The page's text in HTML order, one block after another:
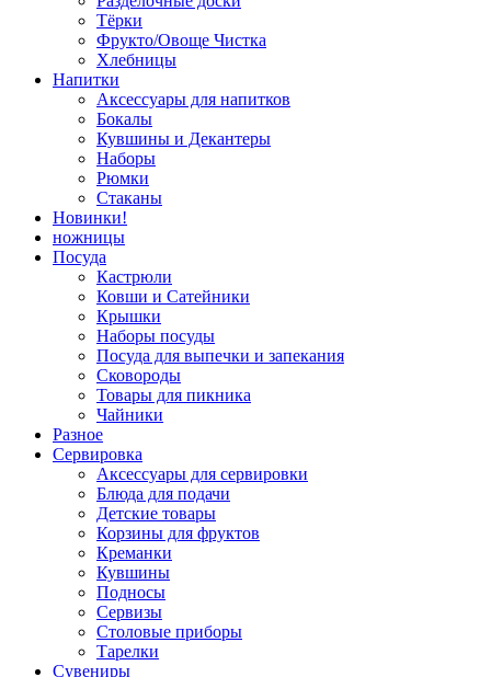
Тёрки
Фрукто/Овоще Чистка
Хлебницы
Напитки
Аксессуары для напитков
Бокалы
Кувшины и Декантеры
Наборы
Рюмки
Стаканы
Новинки!
ножницы
Посуда
Кастрюли
Ковши и Сатейники
Крышки
Наборы посуды
Посуда для выпечки и запекания
Сковороды
Товары для пикника
Чайники
Разное
Сервировка
Аксессуары для сервировки
Блюда для подачи
Детские товары
Корзины для фруктов
Креманки
Кувшины
Подносы
Сервизы
Столовые приборы
Тарелки
Сувениры